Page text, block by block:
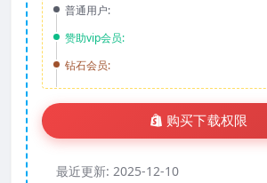
普通用户:
赞助vip会员:
钻石会员:
购买下载权限
最近更新: 2025-12-10